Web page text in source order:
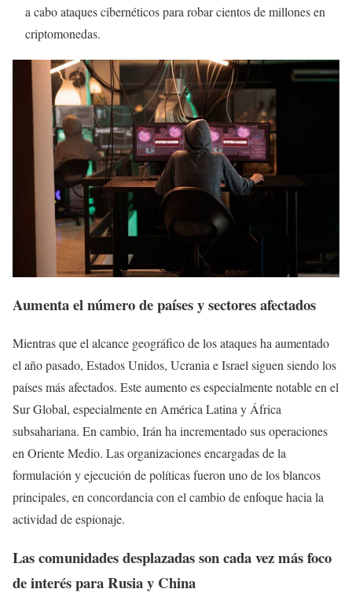
a cabo ataques cibernéticos para robar cientos de millones en
criptomonedas.
Aumenta el número de países y sectores afectados
Mientras que el alcance geográfico de los ataques ha aumentado
el año pasado, Estados Unidos, Ucrania e Israel siguen siendo los
países más afectados. Este aumento es especialmente notable en el
Sur Global, especialmente en América Latina y África
subsahariana. En cambio, Irán ha incrementado sus operaciones
en Oriente Medio. Las organizaciones encargadas de la
formulación y ejecución de políticas fueron uno de los blancos
principales, en concordancia con el cambio de enfoque hacia la
actividad de espionaje.
Las comunidades desplazadas son cada vez más foco
de interés para Rusia y China